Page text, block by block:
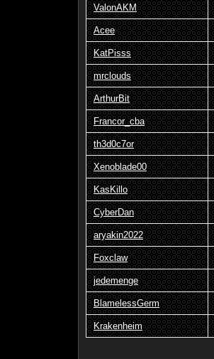
ValonAKM
Acee
KatPisss
mrclouds
ArthurBit
Francor_cba
th3d0c7or
Xenoblade00
KasKillo
CyberDan
aryakin2022
Foxclaw
jedemenge
BlamelessGerm
Krakenheim